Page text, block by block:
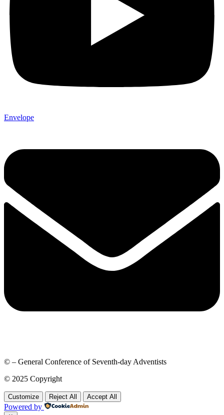
Envelope
© – General Conference of Seventh-day Adventists
© 2025 Copyright
Customize Reject All Accept All
Powered by